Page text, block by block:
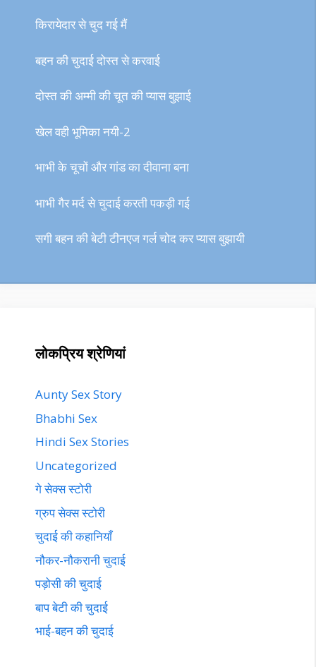
किरायेदार से चुद गई मैं
बहन की चुदाई दोस्त से करवाई
दोस्त की अम्मी की चूत की प्यास बुझाई
खेल वही भूमिका नयी-2
भाभी के चूचों और गांड का दीवाना बना
भाभी गैर मर्द से चुदाई करती पकड़ी गई
सगी बहन की बेटी टीनएज गर्ल चोद कर प्यास बुझायी
लोकप्रिय श्रेणियां
Aunty Sex Story
Bhabhi Sex
Hindi Sex Stories
Uncategorized
गे सेक्स स्टोरी
ग्रुप सेक्स स्टोरी
चुदाई की कहानियाँ
नौकर-नौकरानी चुदाई
पड़ोसी की चुदाई
बाप बेटी की चुदाई
भाई-बहन की चुदाई